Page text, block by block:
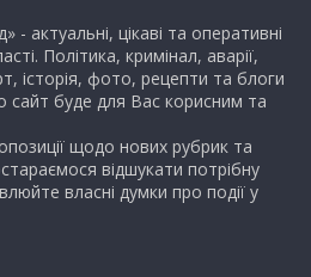
- актуальні, цікаві та оперативні
Політика, кримінал, аварії,
історія, фото, рецепти та блоги
сайт буде для Вас корисним та
щодо нових рубрик та
відшукати потрібну
власні думки про події у